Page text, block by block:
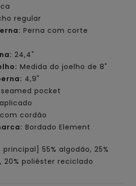
regular
Perna com corte
24,4"
Medida do joelho de 8"
4,9"
seamed pocket
cordão
Bordado Element
principal] 55% algodão, 25%
20% poliéster reciclado